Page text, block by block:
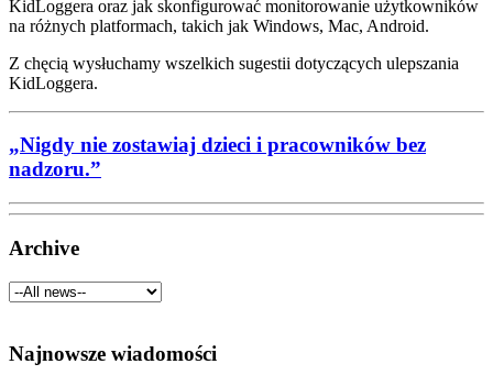
KidLoggera oraz jak skonfigurować monitorowanie użytkowników
na różnych platformach, takich jak Windows, Mac, Android.
Z chęcią wysłuchamy wszelkich sugestii dotyczących ulepszania
KidLoggera.
„Nigdy nie zostawiaj dzieci i pracowników bez
nadzoru.”
Archive
Najnowsze wiadomości